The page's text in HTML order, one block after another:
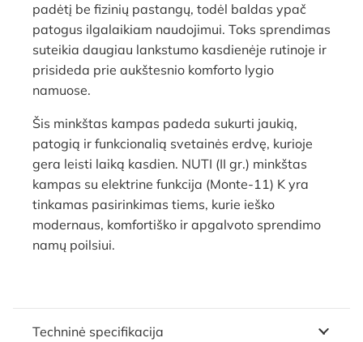
padėtį be fizinių pastangų, todėl baldas ypač
patogus ilgalaikiam naudojimui. Toks sprendimas
suteikia daugiau lankstumo kasdienėje rutinoje ir
prisideda prie aukštesnio komforto lygio
namuose.
Šis minkštas kampas padeda sukurti jaukią,
patogią ir funkcionalią svetainės erdvę, kurioje
gera leisti laiką kasdien. NUTI (II gr.) minkštas
kampas su elektrine funkcija (Monte-11) K yra
tinkamas pasirinkimas tiems, kurie ieško
modernaus, komfortiško ir apgalvoto sprendimo
namų poilsiui.
Techninė specifikacija